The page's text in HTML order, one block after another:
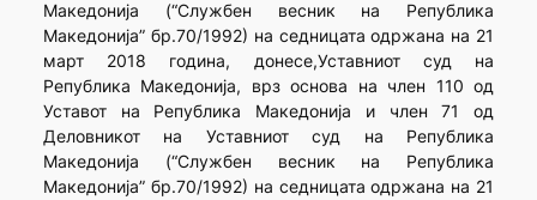
Македонија (“Службен весник на Република
Македонија” бр.70/1992) на седницата одржана на 21
март 2018 година, донесе,Уставниот суд на
Република Македонија, врз основа на член 110 од
Уставот на Република Македонија и член 71 од
Деловникот на Уставниот суд на Република
Македонија (“Службен весник на Република
Македонија” бр.70/1992) на седницата одржана на 21